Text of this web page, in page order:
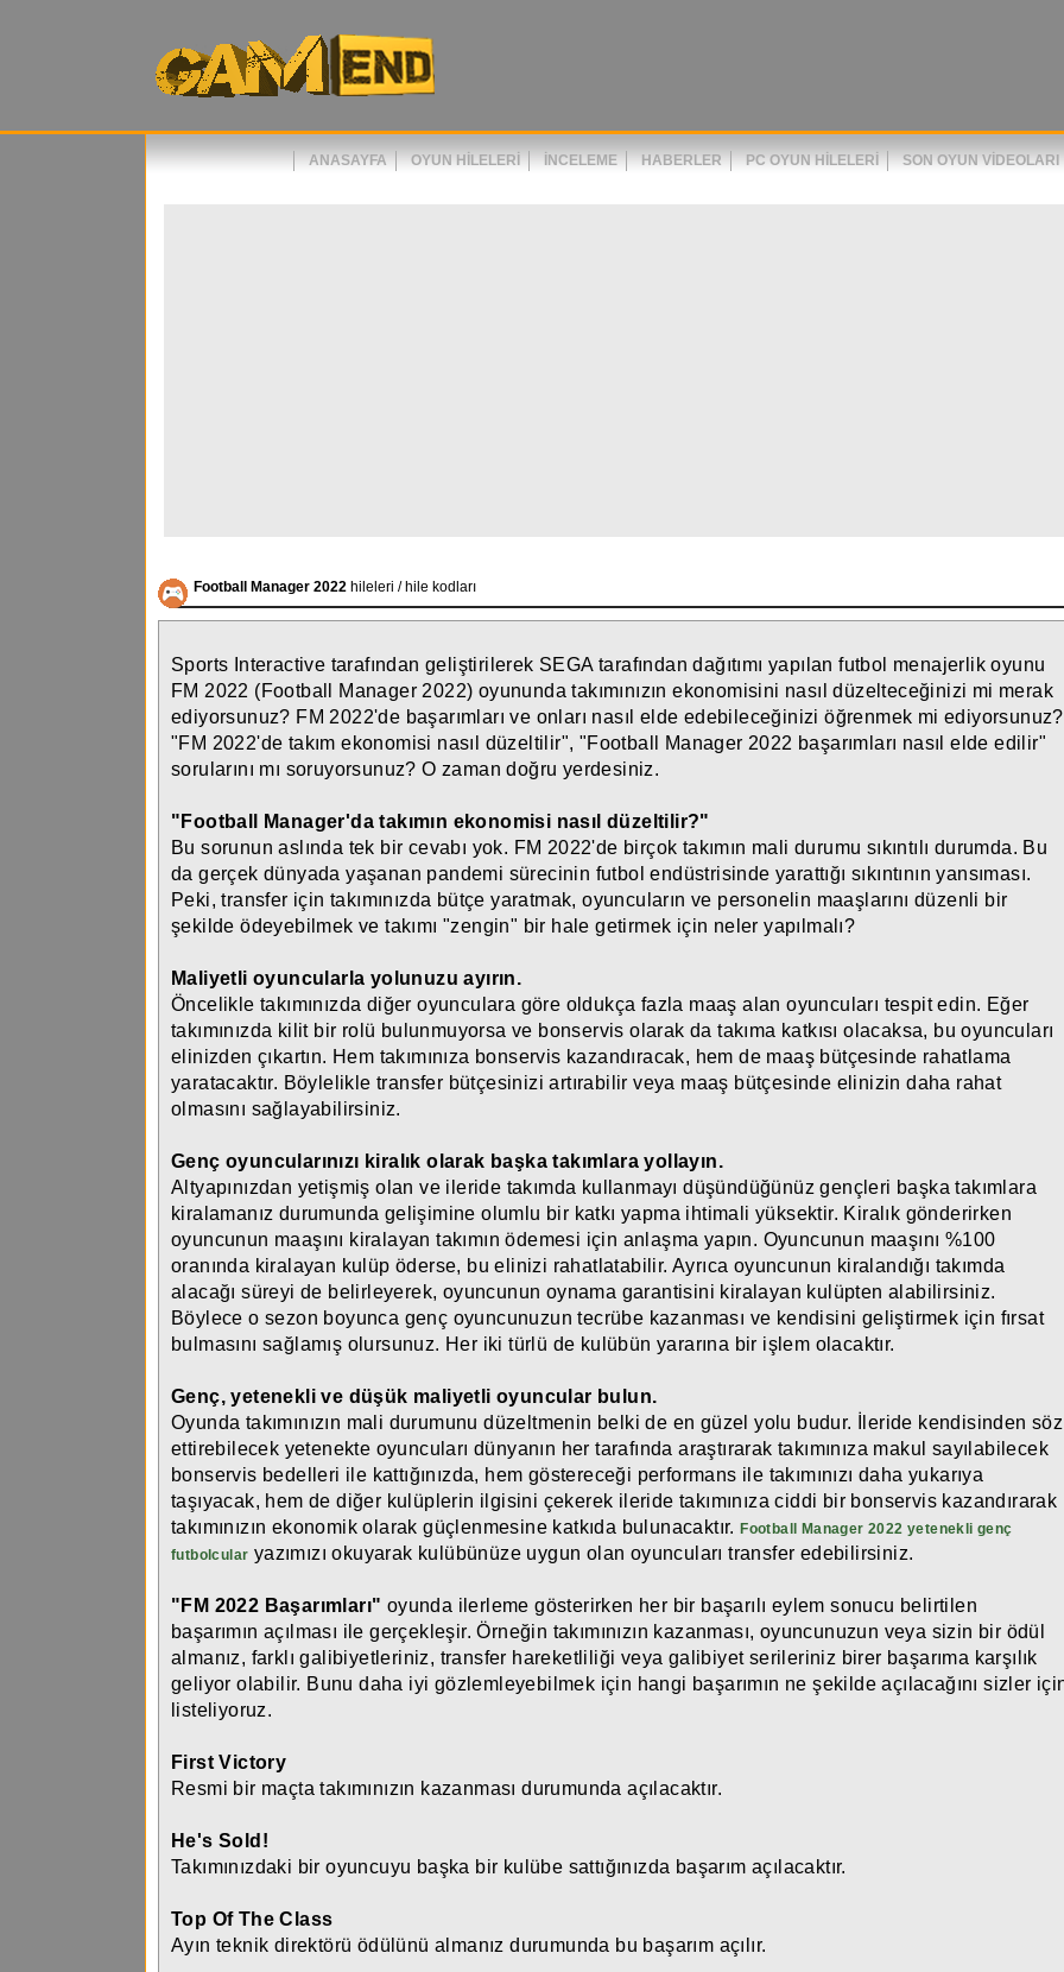
ANASAYFA OYUN HILELERI İNCELEME HABERLER PC OYUN HILELERI SON OYUN VIDEOLARI
Football Manager 2022 hileleri / hile kodları
Sports Interactive tarafından geliştirilerek SEGA tarafından dağıtımı yapılan futbol menajerlik oyunu
FM 2022 (Football Manager 2022) oyununda takımınızın ekonomisini nasıl düzelteceğinizi mi merak
ediyorsunuz? FM 2022'de başarımları ve onları nasıl elde edebileceğinizi öğrenmek mi ediyorsunuz?
"FM 2022'de takım ekonomisi nasıl düzeltilir", "Football Manager 2022 başarımları nasıl elde edilir"
sorularını mı soruyorsunuz? O zaman doğru yerdesiniz.
"Football Manager'da takımın ekonomisi nasıl düzeltilir?"
Bu sorunun aslında tek bir cevabı yok. FM 2022'de birçok takımın mali durumu sıkıntılı durumda. Bu
da gerçek dünyada yaşanan pandemi sürecinin futbol endüstrisinde yarattığı sıkıntının yansıması.
Peki, transfer için takımınızda bütçe yaratmak, oyuncuların ve personelin maaşlarını düzenli bir
şekilde ödeyebilmek ve takımı "zengin" bir hale getirmek için neler yapılmalı?
Maliyetli oyuncularla yolunuzu ayırın.
Öncelikle takımınızda diğer oyunculara göre oldukça fazla maaş alan oyuncuları tespit edin. Eğer
takımınızda kilit bir rolü bulunmuyorsa ve bonservis olarak da takıma katkısı olacaksa, bu oyuncuları
elinizden çıkartın. Hem takımınıza bonservis kazandıracak, hem de maaş bütçesinde rahatlama
yaratacaktır. Böylelikle transfer bütçesinizi artırabilir veya maaş bütçesinde elinizin daha rahat
olmasını sağlayabilirsiniz.
Genç oyuncularınızı kiralık olarak başka takımlara yollayın.
Altyapınızdan yetişmiş olan ve ileride takımda kullanmayı düşündüğünüz gençleri başka takımlara
kiralamanız durumunda gelişimine olumlu bir katkı yapma ihtimali yüksektir. Kiralık gönderirken
oyuncunun maaşını kiralayan takımın ödemesi için anlaşma yapın. Oyuncunun maaşını %100
oranında kiralayan kulüp öderse, bu elinizi rahatlatabilir. Ayrıca oyuncunun kiralandığı takımda
alacağı süreyi de belirleyerek, oyuncunun oynama garantisini kiralayan kulüpten alabilirsiniz.
Böylece o sezon boyunca genç oyuncunuzun tecrübe kazanması ve kendisini geliştirmek için fırsat
bulmasını sağlamış olursunuz. Her iki türlü de kulübün yararına bir işlem olacaktır.
Genç, yetenekli ve düşük maliyetli oyuncular bulun.
Oyunda takımınızın mali durumunu düzeltmenin belki de en güzel yolu budur. İleride kendisinden söz
ettirebilecek yetenekte oyuncuları dünyanın her tarafında araştırarak takımınıza makul sayılabilecek
bonservis bedelleri ile kattığınızda, hem göstereceği performans ile takımınızı daha yukarıya
taşıyacak, hem de diğer kulüplerin ilgisini çekerek ileride takımınıza ciddi bir bonservis kazandırarak
takımınızın ekonomik olarak güçlenmesine katkıda bulunacaktır.Football Manager 2022 yetenekli genç
futbolcular yazımızı okuyarak kulübünüze uygun olan oyuncuları transfer edebilirsiniz.
"FM 2022 Başarımları" oyunda ilerleme gösterirken her bir başarılı eylem sonucu belirtilen
başarımın açılması ile gerçekleşir. Örneğin takımınızın kazanması, oyuncunuzun veya sizin bir ödül
almanız, farklı galibiyetleriniz, transfer hareketliliği veya galibiyet serileriniz birer başarıma karşılık
geliyor olabilir. Bunu daha iyi gözlemleyebilmek için hangi başarımın ne şekilde açılacağını sizler
listeliyoruz.
First Victory
Resmi bir maçta takımınızın kazanması durumunda açılacaktır.
He's Sold!
Takımınızdaki bir oyuncuyu başka bir kulübe sattığınızda başarım açılacaktır.
Top Of The Class
Ayın teknik direktörü ödülünü almanız durumunda bu başarım açılır.